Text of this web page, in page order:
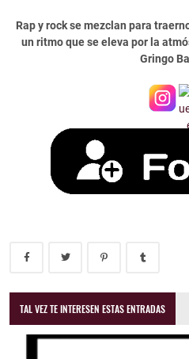
Rap y rock se mezclan para
un ritmo que se eleva por la
Gringo
TAL VEZ TE INTERESEN ESTAS ENTRADAS